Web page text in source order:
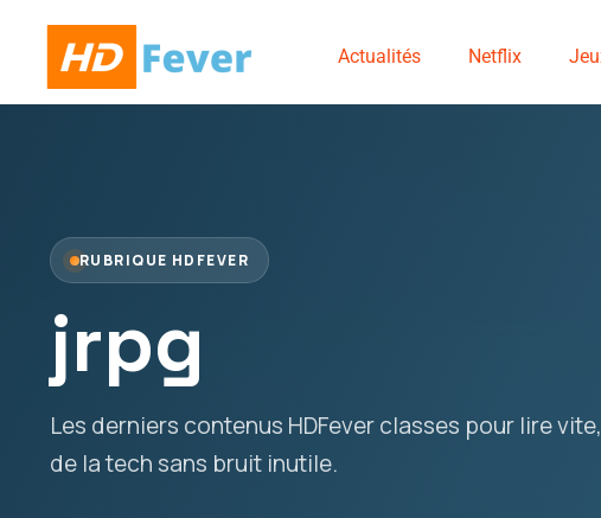
Actualités Netflix
RUBRIQUE HDFEVER
jrpg
Les derniers contenus HDFever classes pour lire
de la tech sans bruit inutile.